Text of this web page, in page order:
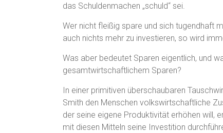
das Schuldenmachen „schuld“ sei.
Wer nicht fleißig spare und sich tugendhaft
auch nichts mehr zu investieren, so wird
Was aber bedeutet Sparen eigentlich, und
gesamtwirtschaftlichem Sparen?
In einer primitiven überschaubaren
Smith den Menschen volkswirtschaftliche
der seine eigene Produktivität erhöhen will,
mit diesen Mitteln seine Investition